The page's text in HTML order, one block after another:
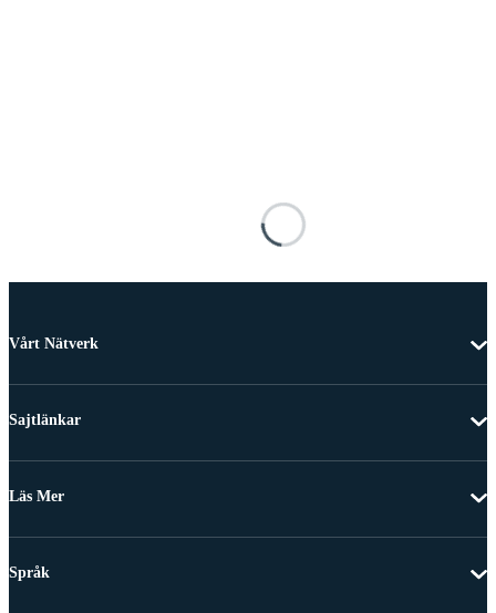
Vårt Nätverk
Sajtlänkar
Läs Mer
Språk